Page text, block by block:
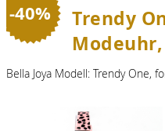
-40%
Trendy
Bella Joya Modell: Trendy One,